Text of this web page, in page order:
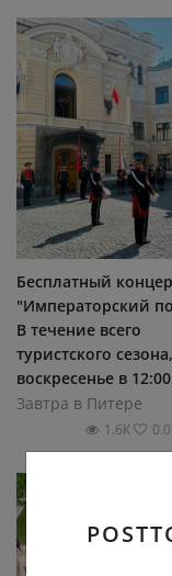
Бесплатный
"Императорский
В течение всего
туристского
воскресенье в
Завтра в Питере
1.6К